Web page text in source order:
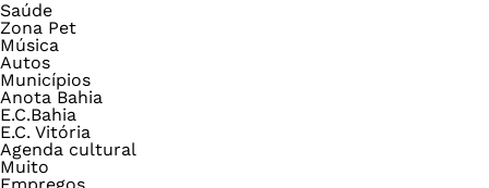
Saúde
Zona Pet
Música
Autos
Municípios
Anota Bahia
E.C.Bahia
E.C. Vitória
Agenda cultural
Muito